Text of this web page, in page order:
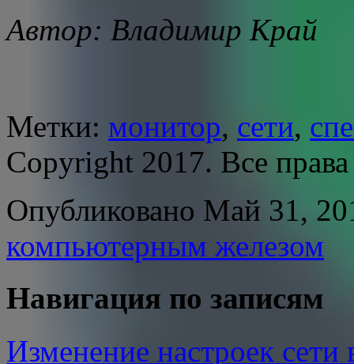
Автор: Владимир Край
Метки: монитор, сети,
Copyright 2017. Все
Опубликовано Май 31,
компьютерным железом
Навигация по записям
Изменение настроек сети